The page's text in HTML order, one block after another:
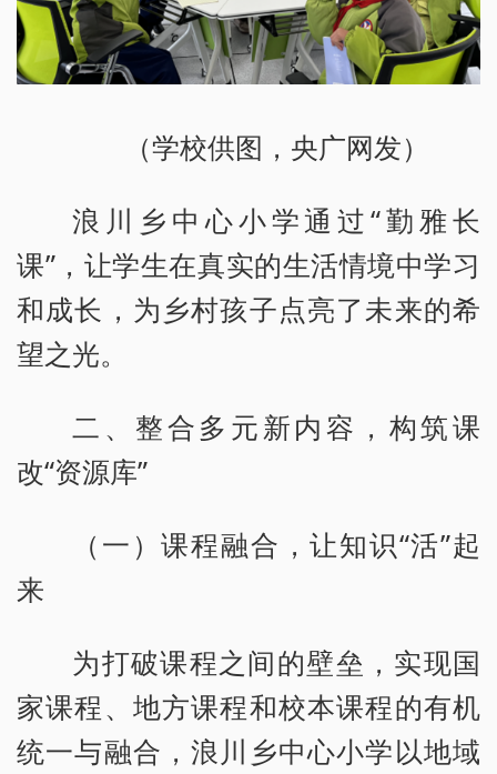
（学校供图，央广网发）
浪川乡中心小学通过“勤雅长
课”，让学生在真实的生活情境中学习
和成长，为乡村孩子点亮了未来的希
望之光。
二、整合多元新内容，构筑课
改“资源库”
（一）课程融合，让知识“活”起
来
为打破课程之间的壁垒，实现国
家课程、地方课程和校本课程的有机
统一与融合，浪川乡中心小学以地域